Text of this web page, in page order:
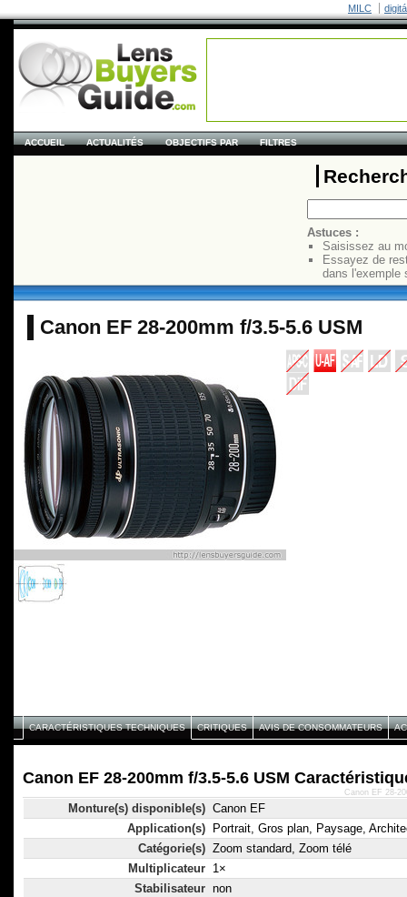
MILC
ACCUEIL ACTUALITÉS OBJECTIFS PAR FILTRES
Astuces :
Saisissez au
Essayez de
dans
Canon EF 28-200mm f/3.5-5.6 USM
CARACTÉRISTIQUES TECHNIQUES CRITIQUES AVIS DE CONSOMMATEURS
Canon EF 28-200mm f/3.5-5.6 USM
Monture(s) disponible(s) Canon EF
Application(s)
Portrait, Gros plan, Paysage,
Catégorie(s) Zoom standard, Zoom télé
Multiplicateur 1×
Stabilisateur non
Canon EF 28-